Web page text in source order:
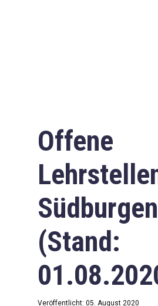
Offene
(Stand:
Veröffentlicht: 05. August 2020